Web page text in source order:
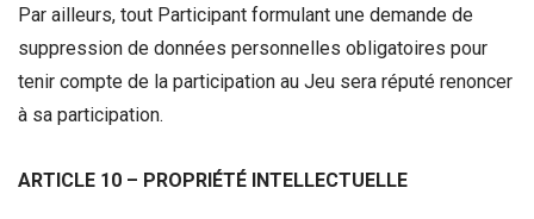
Par ailleurs, tout Participant formulant une demande de
suppression de données personnelles obligatoires pour
tenir compte de la participation au Jeu sera réputé renoncer
à sa participation.
ARTICLE 10 – PROPRIÉTÉ INTELLECTUELLE